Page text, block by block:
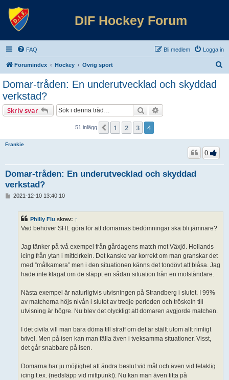
DIF Hockey Forum
FAQ Logga in
Bli medlem
Forumindex Hockey Övrig sport
Domar-tråden: En underutvecklad och skyddad
verkstad?
Skriv svar Sök
51 inlägg Föregående
1 2 3 4
Frankie
Domar-tråden: En underutvecklad och skyddad
verkstad?
0
2021-12-10 13:40:10
Philly Flu skrev: ↑
Vad behöver SHL göra för att domarnas bedömningar ska bli jämnare?
Jag tänker på två exempel från gårdagens match mot Växjö. Hollands
icing från ytan i mittcirkeln. Det kanske var korrekt om man granskar det
med ”målkamera” men i den situationen känns det tondövt att blåsa. Jag
hade inte klagat om de släppt en sådan situation från en motståndare.
Nästa exempel är naturligtvis utvisningen på Strandberg i slutet. I 99%
av matcherna höjs nivån i slutet av tredje perioden och tröskeln till
utvisning är högre. Nu blev det olyckligt att domaren avgjorde matchen.
I det civila vill man bara döma till straff om det är ställt utom allt rimligt
tvivel. Men på isen kan man fälla även i tveksamma situationer. Visst,
det går snabbare på isen.
Domarna har ju möjlighet att ändra beslut vid mål och även vid felaktig
icing t.ex. (nedsläpp vid mittpunkt). Nu kan man även titta på